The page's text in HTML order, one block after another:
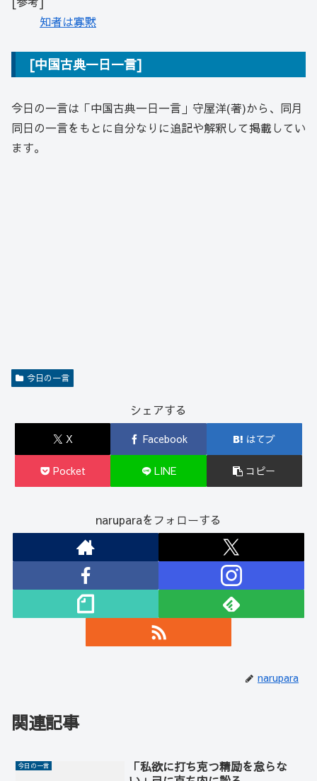
知者は寡黙
[中国古典一日一言]
今日の一言は「中国古典一日一言」守屋洋(著)から、同月
同日の一言をもとに自分なりに追記や解釈して掲載してい
ます。
今日の一言
シェアする
X Facebook はてブ
Pocket LINE コピー
naruparaをフォローする
narupara
関連記事
今日の一言
「私欲に打ち克つ精励を怠らな